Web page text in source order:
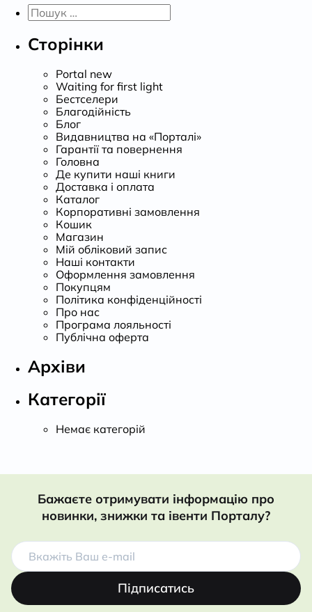
Пошук:
Сторінки
Portal new
Waiting for first light
Бестселери
Благодійність
Блог
Видавництва на «Порталі»
Гарантії та повернення
Головна
Де купити наші книги
Доставка і оплата
Каталог
Корпоративні замовлення
Кошик
Магазин
Мій обліковий запис
Наші контакти
Оформлення замовлення
Покупцям
Політика конфіденційності
Про нас
Програма лояльності
Публічна оферта
Архіви
Категорії
Немає категорій
Бажаєте отримувати інформацію про
новинки, знижки та івенти Порталу?
Підписатись